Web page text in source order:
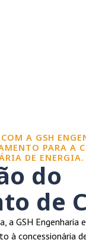
A GSH
PARA A
DE ENERGIA.
do
de
a GSH
à concessionária